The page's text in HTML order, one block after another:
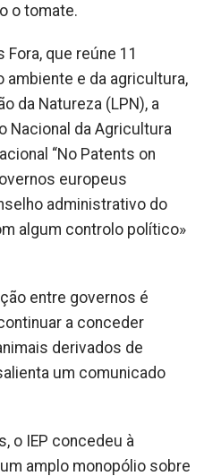
o tomate.
que reúne 11
e da agricultura,
da Natureza (LPN), a
Nacional da Agricultura
“No Patents on
europeus
administrativo do
algum controlo político»
entre governos é
a conceder
derivados de
um comunicado
o IEP concedeu à
amplo monopólio sobre